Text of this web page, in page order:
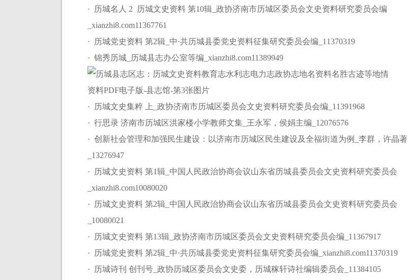
· 历城名人 2 历城文史资料 第10辑_政协济南市历城区委员会文史资料研究委员会编
_xianzhi8.com11367761
· 历城党史资料 第2辑_中·共历城县委党史资料征集研究委员会编_11370319
· 锦秀历城_历城县志办公室等编_xianzhi8.com11389949
· 历城文史集粹 上_政协济南市历城区委员会文史资料研究委员会编_11391968
· 行思录 济南市历城区洪家楼小学教师文集_王永军，侯娟主编_12076576
· 创新社会管理和加强民生建设：以济南市历城区民生建设及全福街道为例_李群，许晶著
_13276947
· 历城文史资料 第1辑_中国人民政治协商会议山东省历城县委员会文史资料研究委员会
_xianzhi8.com10080020
· 历城文史资料 第2辑_中国人民政治协商会议山东省历城县委员会文史资料研究委员会
_10080021
· 历城文史资料 第13辑_政协济南市历城区委员会文史资料研究委员会编_11367917
· 历城党史资料 第2辑_中·共历城县委党史资料征集研究委员会编_xianzhi8.com11370319
· 历城诗刊 创刊号_政协历城区委员会文史委，历城稼轩诗社编辑委员会_11384105